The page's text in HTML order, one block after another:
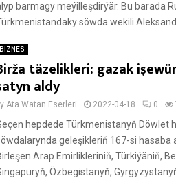
barmagy meýilleşdirýär. Bu barada
söwda wekili
BIZNES
täzelikleri: gazak
aldy
Ata Watan Eserleri 2022-04-18 0
hepdede Türkmenistanyň Döwlet
geleşikleriň 167-si hasaba
Arap Emirlikleriniň, Türkiýäniň,
Özbegistanyň,